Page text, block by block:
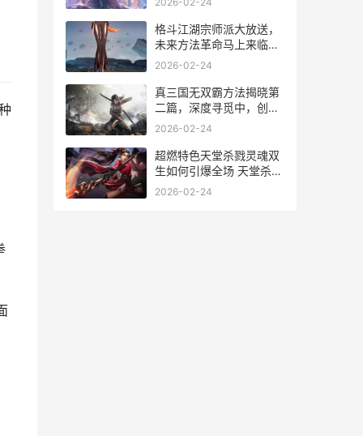
格斗江湖宗师派大放送，
未来方法革命马上来临，
你准备好了吗 江湖格斗哪
2026-02-24
真三国无双霸方法揭晓第
二篇，深度寻觅中，创新
尝试到底有何惊喜 真三国
2026-02-24
超燃特色天堂杀戮灵魂双
生如何引爆全场 天堂杀戮
最新版本下载
2026-02-24